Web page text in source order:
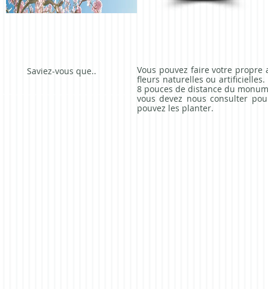
Saviez-vous que..
Vous pouvez faire votre
fleurs naturelles ou artificielles.
8 pouces de distance du
vous devez nous consulter
pouvez les planter.